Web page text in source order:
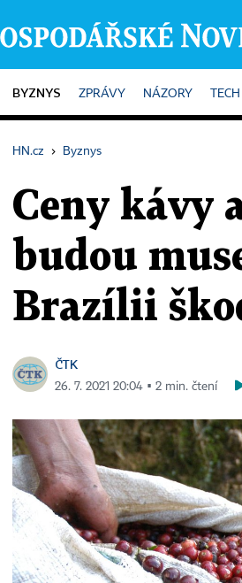
HOME
BYZNYS ZPRÁVY NÁZORY TECH
HN.cz › Byznys
Ceny kávy
budou
Brazílii
ČTK
26. 7. 2021 20:04 ▪ 2 min. čtení